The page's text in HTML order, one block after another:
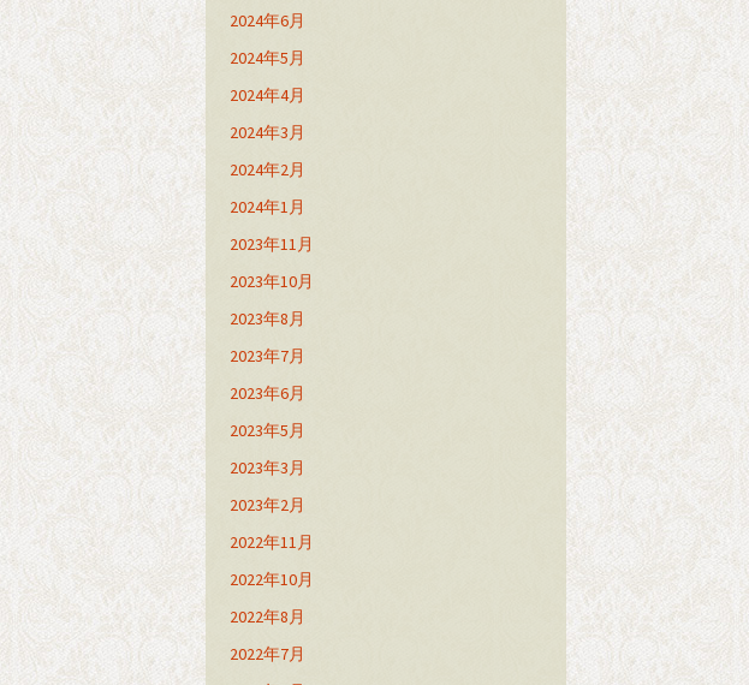
2024年6月
2024年5月
2024年4月
2024年3月
2024年2月
2024年1月
2023年11月
2023年10月
2023年8月
2023年7月
2023年6月
2023年5月
2023年3月
2023年2月
2022年11月
2022年10月
2022年8月
2022年7月